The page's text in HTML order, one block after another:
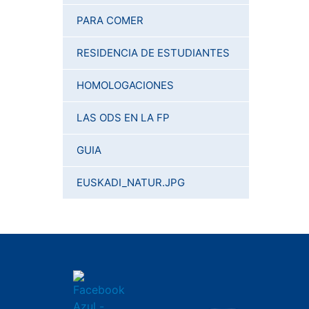
PARA COMER
RESIDENCIA DE ESTUDIANTES
HOMOLOGACIONES
LAS ODS EN LA FP
GUIA
EUSKADI_NATUR.JPG